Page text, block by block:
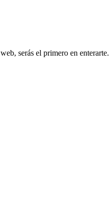
serás el primero en enterarte.